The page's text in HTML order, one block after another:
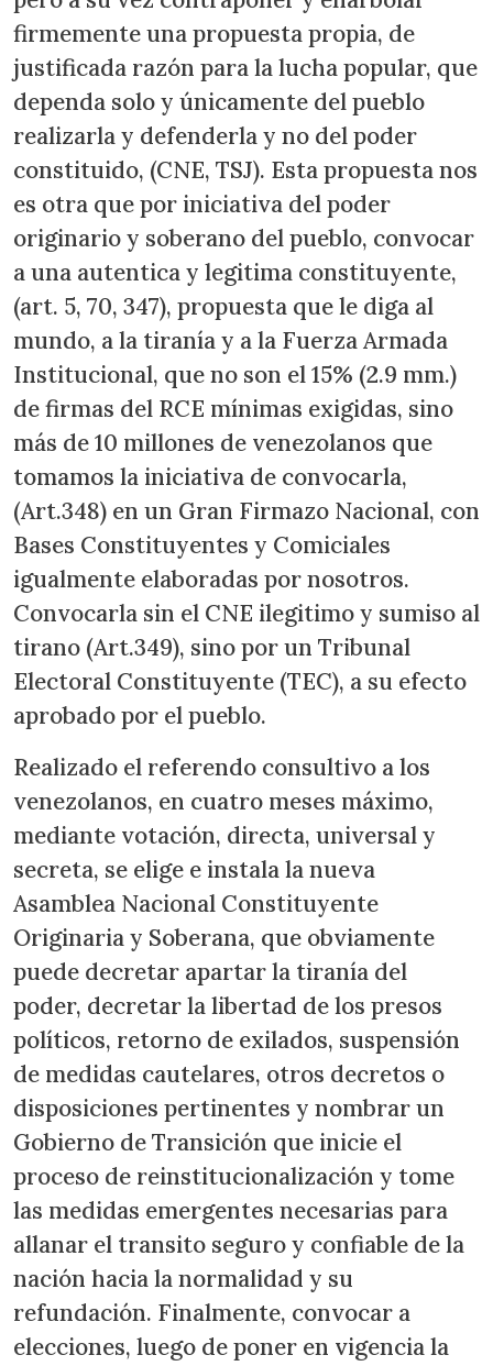
firmemente una propuesta propia, de
justificada razón para la lucha popular, que
dependa solo y únicamente del pueblo
realizarla y defenderla y no del poder
constituido, (CNE, TSJ). Esta propuesta nos
es otra que por iniciativa del poder
originario y soberano del pueblo, convocar
a una autentica y legitima constituyente,
(art. 5, 70, 347), propuesta que le diga al
mundo, a la tiranía y a la Fuerza Armada
Institucional, que no son el 15% (2.9 mm.)
de firmas del RCE mínimas exigidas, sino
más de 10 millones de venezolanos que
tomamos la iniciativa de convocarla,
(Art.348) en un Gran Firmazo Nacional, con
Bases Constituyentes y Comiciales
igualmente elaboradas por nosotros.
Convocarla sin el CNE ilegitimo y sumiso al
tirano (Art.349), sino por un Tribunal
Electoral Constituyente (TEC), a su efecto
aprobado por el pueblo.
Realizado el referendo consultivo a los
venezolanos, en cuatro meses máximo,
mediante votación, directa, universal y
secreta, se elige e instala la nueva
Asamblea Nacional Constituyente
Originaria y Soberana, que obviamente
puede decretar apartar la tiranía del
poder, decretar la libertad de los presos
políticos, retorno de exilados, suspensión
de medidas cautelares, otros decretos o
disposiciones pertinentes y nombrar un
Gobierno de Transición que inicie el
proceso de reinstitucionalización y tome
las medidas emergentes necesarias para
allanar el transito seguro y confiable de la
nación hacia la normalidad y su
refundación. Finalmente, convocar a
elecciones, luego de poner en vigencia la